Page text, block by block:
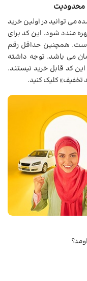
محدودیت
می توانید در اولین خرید
مندد شود. این کد برای
است. همچنین حداقل رقم
از این کد نیز 100 هزار تومان می باشد. توجه داشته
کد قابل خرید نیستند.
تخفیف» کلیک کنید.